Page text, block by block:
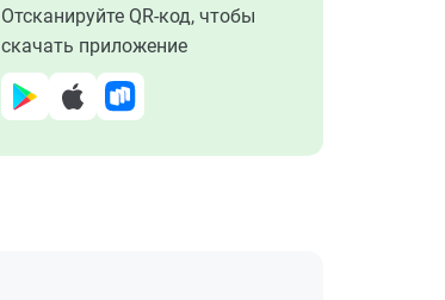
Отсканируйте QR-код, чтобы
скачать приложение